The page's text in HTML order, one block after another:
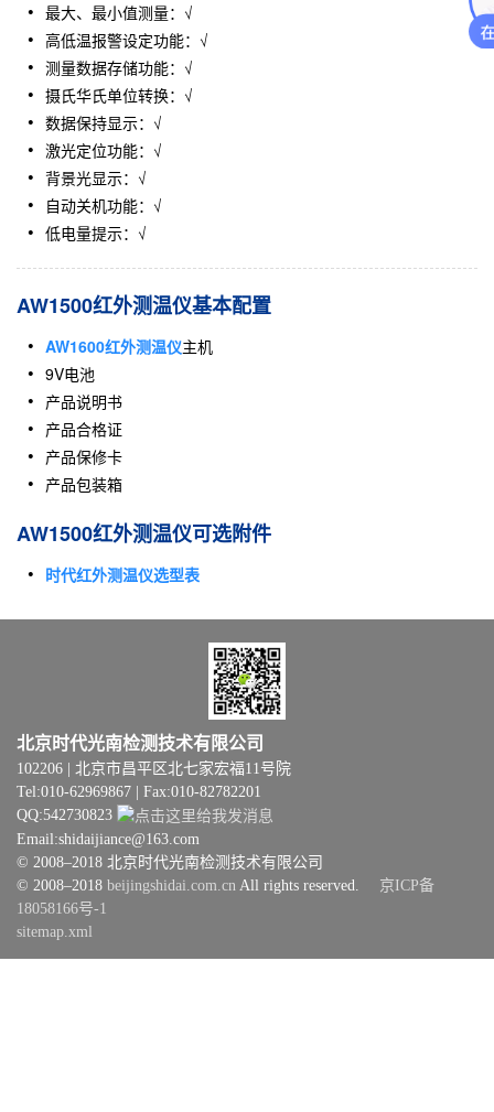
最大、最小值测量：√
高低温报警设定功能：√
测量数据存储功能：√
摄氏华氏单位转换：√
数据保持显示：√
激光定位功能：√
背景光显示：√
自动关机功能：√
低电量提示：√
AW1500红外测温仪基本配置
AW1600红外测温仪主机
9V电池
产品说明书
产品合格证
产品保修卡
产品包装箱
AW1500红外测温仪可选附件
时代红外测温仪选型表
北京时代光南检测技术有限公司
102206 | 北京市昌平区北七家宏福11号院
Tel:010-62969867 | Fax:010-82782201
QQ:542730823
Email:shidaijiance@163.com
© 2008–2018 北京时代光南检测技术有限公司
© 2008–2018 beijingshidai.com.cn All rights reserved. 京ICP备
18058166号-1
sitemap.xml